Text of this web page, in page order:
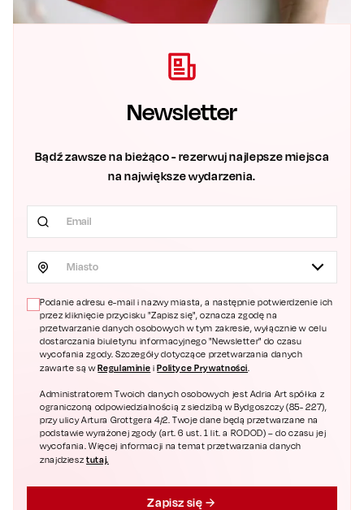
Newsletter
Bądź zawsze na bieżąco - rezerwuj najlepsze miejsca
na największe wydarzenia.
Miasto
Podanie adresu e-mail i nazwy miasta, a następnie potwierdzenie ich
przez kliknięcie przycisku "Zapisz się", oznacza zgodę na
przetwarzanie danych osobowych w tym zakresie, wyłącznie w celu
dostarczania biuletynu informacyjnego "Newsletter" do czasu
wycofania zgody. Szczegóły dotyczące przetwarzania danych
zawarte są wRegulaminie iPolityce Prywatności
Administratorem Twoich danych osobowych jest Adria Art spółka z
ograniczoną odpowiedzialnością z siedzibą w Bydgoszczy (85- 227),
przy ulicy Artura Grottgera 4/2. Twoje dane będą przetwarzane na
podstawie wyrażonej zgody (art. 6 ust. 1 lit. a RODOD) – do czasu jej
wycofania. Więcej informacji na temat przetwarzania danych
znajdziesztutaj.
Zapisz się